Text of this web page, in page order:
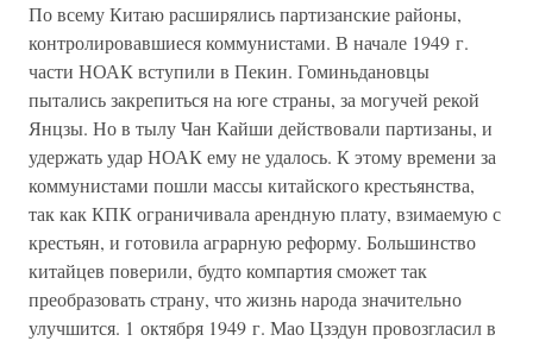
По всему Китаю расширялись партизанские районы,
контролировавшиеся коммунистами. В начале 1949 г.
части НОАК вступили в Пекин. Гоминьдановцы
пытались закрепиться на юге страны, за могучей рекой
Янцзы. Но в тылу Чан Кайши действовали партизаны, и
удержать удар НОАК ему не удалось. К этому времени за
коммунистами пошли массы китайского крестьянства,
так как КПК ограничивала арендную плату, взимаемую с
крестьян, и готовила аграрную реформу. Большинство
китайцев поверили, будто компартия сможет так
преобразовать страну, что жизнь народа значительно
улучшится. 1 октября 1949 г. Мао Цзэдун провозгласил в